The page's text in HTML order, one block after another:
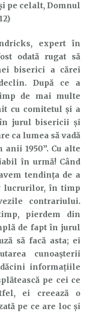
pe celalt, Domnul
expert în
odată rugat să
biserici a cărei
După ce a
de mai multe
cu comitetul și a
jurul bisericii și
ca lumea să vadă
1950”. Cu alte
în urmă! Când
tendința de a
lucrurilor, în timp
contrariului.
pierdem din
de fapt în jurul
să facă asta; ei
cunoașterii
informațiile
pe cei ce
ei creează o
pe ce are loc și